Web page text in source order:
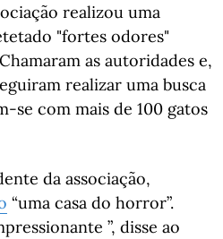
realizou uma
"fortes odores"
as autoridades e,
realizar uma busca
se com mais de 100 gatos
da associação,
“uma casa do horror”.
”, disse ao